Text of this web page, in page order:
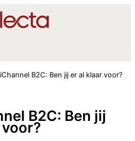
B2C: Ben jij er al klaar voor?
B2C: Ben jij